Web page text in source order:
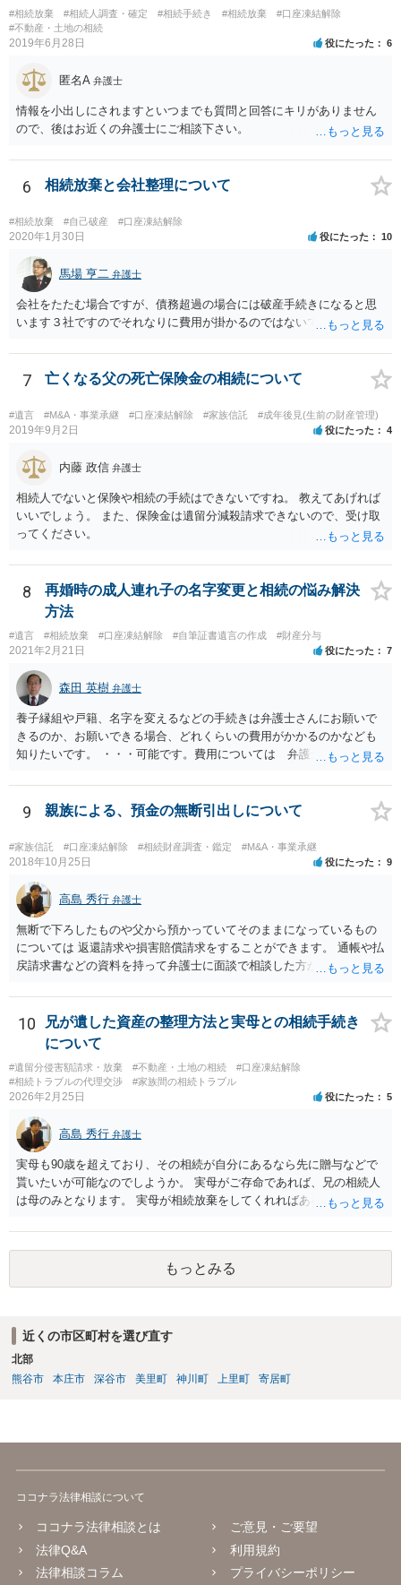
にあたっては、法テラスの無料相談等を利用して弁護士に相談するこ
とも十分考えられるかと存じます。また、ご記載いただいた事実関係
を拝見するかぎり、再婚相手のかたは既に相続放棄をされている可能
#相続放棄 #相続人調査・確定 #相続手続き #相続放棄
#口座凍結解除
#不動産・土地の相続
2019年6月28日 役にたった 6
匿名A 弁護士
情報を小出しにされますといつまでも質問と回答にキリがありません
ので、後はお近くの弁護士にご相談下さい。
6 相続放棄と会社整理について
#相続放棄 #自己破産 #口座凍結解除
2020年1月30日 役にたった 10
馬場 亨二 弁護士
会社をたたむ場合ですが、債務超過の場合には破産手続きになると思
います３社ですのでそれなりに費用が掛かるのではないでしょうか。
7 亡くなる父の死亡保険金の相続について
#遺言 #M&A・事業承継 #口座凍結解除 #家族信託 #成年後見(生前の財産管理)
2019年9月2日 役にたった 4
内藤 政信 弁護士
相続人でないと保険や相続の手続はできないですね。 教えてあげれば
いいでしょう。 また、保険金は遺留分減殺請求できないので、受け取
ってください。
8
再婚時の成人連れ子の名字変更と相続の悩み解決
方法
#遺言 #相続放棄 #口座凍結解除 #自筆証書遺言の作成 #財産分与
2021年2月21日 役にたった 7
森田 英樹 弁護士
養子縁組や戸籍、名字を変えるなどの手続きは弁護士さんにお願いで
きるのか、お願いできる場合、どれくらいの費用がかかるのかなども
知りたいです。 ・・・可能です。費用については 弁護士と直接面談
ています。 やはり、成人した子のことまでごちゃごちゃ考えず、自分
の事だけ考えるべきなのでしょうか ・・・お子さんの事をまで含め良
い解決案があればお悩みになるのは当然と言えば当然のことです。 彼
と親子関係を結びたいと思っているが、名字は変えたくない・・・養
子縁組の必要があり 氏も変更することになります。 しかし 彼は成人
しているとは言え、自分の子と私の連れ子、全て平等にしたいと希
望。もちろん私もそうできればと思います。 ・・・婚姻前の契約 あ
るいは 遺言書などで その意思を実現する方法はあります。 弁護
士に相談してみてください。
9 親族による、預金の無断引出しについて
#家族信託 #口座凍結解除 #相続財産調査・鑑定 #M&A・事業承継
2018年10月25日 役にたった 9
高島 秀行 弁護士
無断で下ろしたものや父から預かっていてそのままになっているもの
については 返還請求や損害賠償請求をすることができます。 通帳や払
戻請求書などの資料を持って弁護士に面談で相談した方がよいと思い
10
兄が遺した資産の整理方法と実母との相続手続き
について
#遺留分侵害額請求・放棄 #不動産・土地の相続
#口座凍結解除
#相続トラブルの代理交渉
#家族間の相続トラブル
2026年2月25日 役にたった 5
高島 秀行 弁護士
実母も90歳を超えており、その相続が自分にあるなら先に贈与などで
貰いたいが可能なのでしようか。 実母がご存命であれば、兄の相続人
は母のみとなります。 実母が相続放棄をしてくれればあなた方兄弟及
ないと思います。
もっとみる
近くの市区町村を選び直す
北部
熊谷市
本庄市 深谷市 美里町 神川町 上里町 寄居町
ココナラ法律相談について
ココナラ法律相談とは
法律Q&A
法律相談コラム
ご意見・ご要望
利用規約
プライバシーポリシー